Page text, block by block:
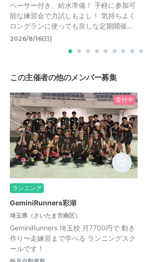
ペーサー付き、給水準備！ 手軽に参加可
能な練習会で力試しもよし！ 気持ちよく
ロングランに使っても良しな定期開催…
2026/8/16(日)
この主催者の他のメンバー募集
受付中
ランニング
GeminiRunners彩湖
埼玉県（さいたま市南区）
GeminiRunners 埼玉校 月7700円で 動き
作り〜走練習まで学べる ランニングスク
ールです！